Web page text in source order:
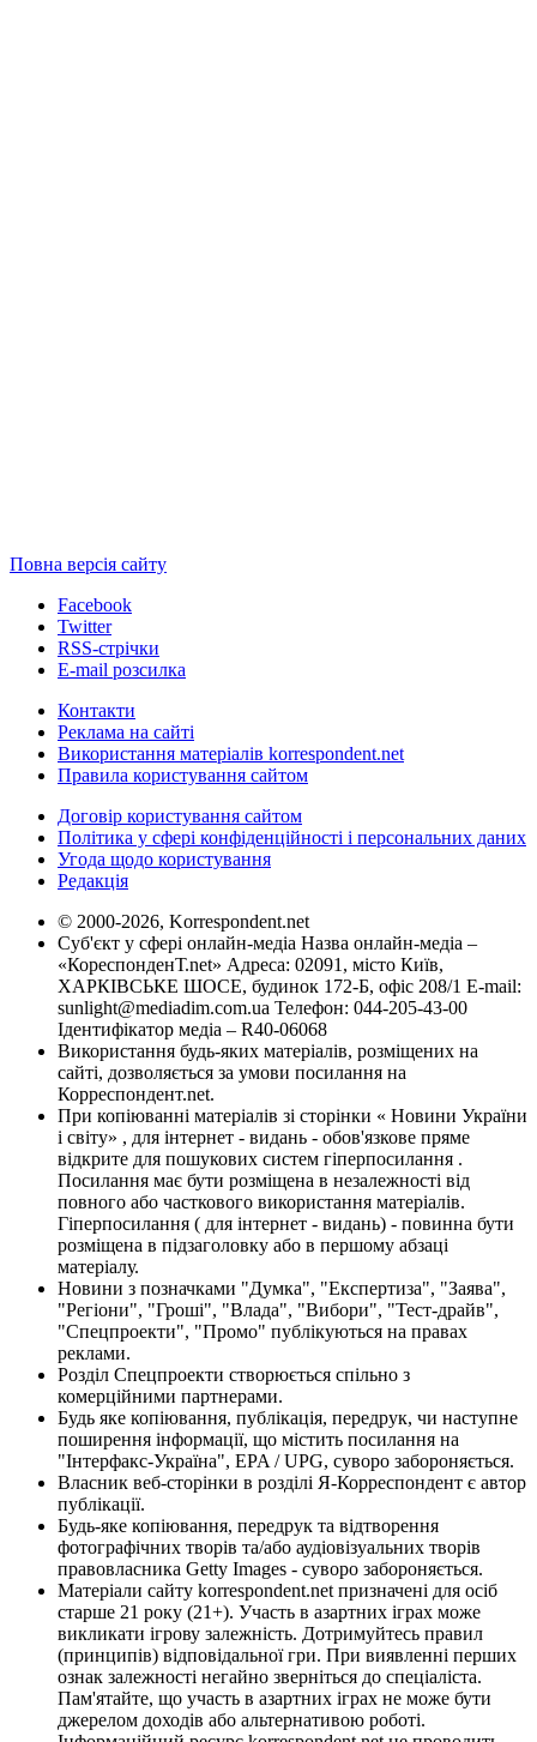
Повна версія сайту
Facebook
Twitter
RSS-стрічки
E-mail розсилка
Контакти
Реклама на сайті
Використання матеріалів korrespondent.net
Правила користування сайтом
Договір користування сайтом
Політика у сфері конфіденційності і персональних даних
Угода щодо користування
Редакція
© 2000-2026, Korrespondent.net
Суб'єкт у сфері онлайн-медіа Назва онлайн-медіа –
«КореспонденТ.net» Адреса: 02091, місто Київ,
ХАРКІВСЬКЕ ШОСЕ, будинок 172-Б, офіс 208/1 E-mail:
sunlight@mediadim.com.ua Телефон: 044-205-43-00
Ідентифікатор медіа – R40-06068
Використання будь-яких матеріалів, розміщених на
сайті, дозволяється за умови посилання на
Корреспондент.net.
При копіюванні матеріалів зі сторінки « Новини України
і світу» , для інтернет - видань - обов'язкове пряме
відкрите для пошукових систем гіперпосилання .
Посилання має бути розміщена в незалежності від
повного або часткового використання матеріалів.
Гіперпосилання ( для інтернет - видань) - повинна бути
розміщена в підзаголовку або в першому абзаці
матеріалу.
Новини з позначками "Думка", "Експертиза", "Заява",
"Регіони", "Гроші", "Влада", "Вибори", "Тест-драйв",
"Спецпроекти", "Промо" публікуються на правах
реклами.
Розділ Спецпроекти створюється спільно з
комерційними партнерами.
Будь яке копіювання, публікація, передрук, чи наступне
поширення інформації, що містить посилання на
"Інтерфакс-Україна", EPA / UPG, суворо забороняється.
Власник веб-сторінки в розділі Я-Корреспондент є автор
публікації.
Будь-яке копіювання, передрук та відтворення
фотографічних творів та/або аудіовізуальних творів
правовласника Getty Images - суворо забороняється.
Матеріали сайту korrespondent.net призначені для осіб
старше 21 року (21+). Участь в азартних іграх може
викликати ігрову залежність. Дотримуйтесь правил
(принципів) відповідальної гри. При виявленні перших
ознак залежності негайно зверніться до спеціаліста.
Пам'ятайте, що участь в азартних іграх не може бути
джерелом доходів або альтернативою роботі.